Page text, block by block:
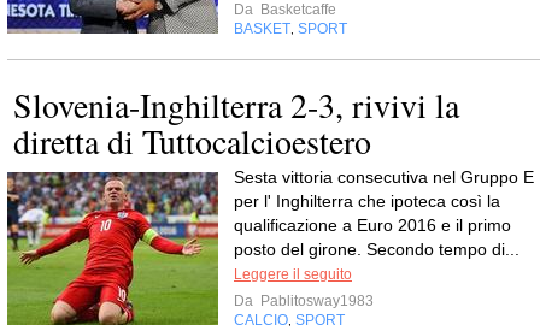
Da Basketcaffe
BASKET SPORT
Slovenia-Inghilterra 2-3, rivivi la
diretta di Tuttocalcioestero
Sesta vittoria consecutiva nel Gruppo E
per l' Inghilterra che ipoteca così la
qualificazione a Euro 2016 e il primo
posto del girone. Secondo tempo di...
Leggere il seguito
Da Pablitosway1983
CALCIO SPORT